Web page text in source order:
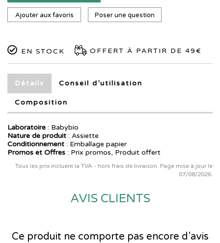
Ajouter aux favoris Poser une question
EN STOCK OFFERT À PARTIR DE 49€
Détails Conseil d’utilisation
Composition
Laboratoire : Babybio
Nature de produit : Assiette
Conditionnement : Emballage papier
Promos et Offres : Prix promos, Produit offert
Tous les prix incluent la TVA - hors frais de livraison. Page mise à jour le
07/08/2026.
AVIS CLIENTS
Ce produit ne comporte pas encore d’avis